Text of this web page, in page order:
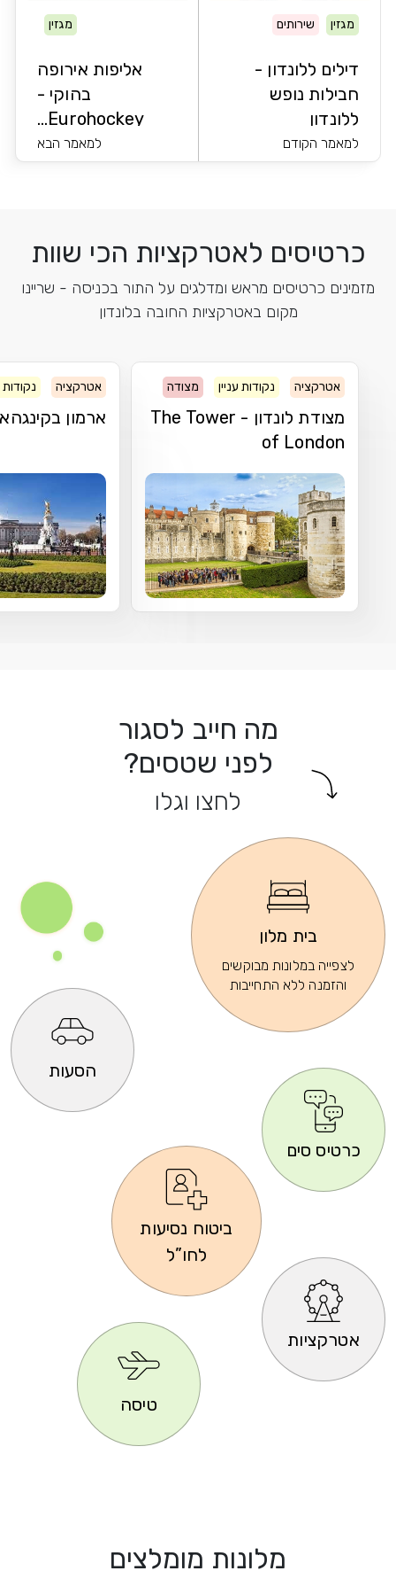
מגזין שירותים
דילים ללונדון -
חבילות נופש
ללונדון
למאמר הקודם
מגזין
אליפות אירופה
בהוקי -
Eurohockey...
למאמר הבא
כרטיסים לאטרקציות הכי שוות
מזמינים כרטיסים מראש ומדלגים על התור בכניסה - שריינו
מקום באטרקציות החובה בלונדון
אטרקציה נקודות עניין מצודה
מצודת לונדון - The Tower
of London
אטרקציה נקודות
ארמון
מה חייב לסגור
לפני שטסים?
לחצו וגלו
הסעות
בית מלון
לצפייה במלונות מבוקשים
והזמנה ללא התחייבות
כרטיס סים
ביטוח נסיעות
לחו”ל
אטרקציות
טיסה
מלונות מומלצים